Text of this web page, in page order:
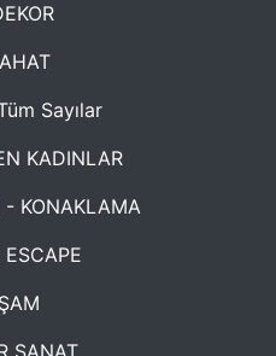
Sayılar
KADINLAR
- KONAKLAMA
ESCAPE